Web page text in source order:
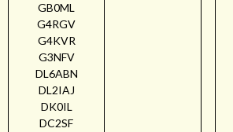
GB0ML
G4RGV
G4KVR
G3NFV
DL6ABN
DL2IAJ
DK0IL
DC2SF